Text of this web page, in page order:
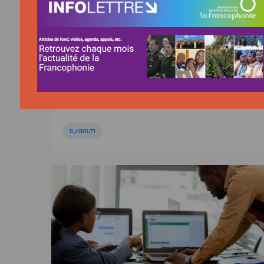
compétences de 53 jeunes pour
préparer les talents francophones de
demain
DJIBOUTI